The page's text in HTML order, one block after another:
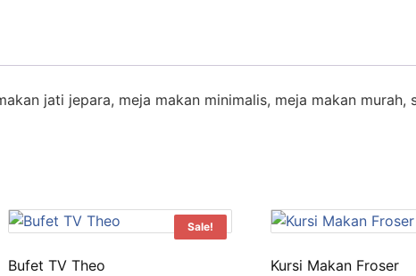
jati jepara, meja makan minimalis, meja makan murah,
Sale!
Bufet TV Theo Kursi Makan Froser